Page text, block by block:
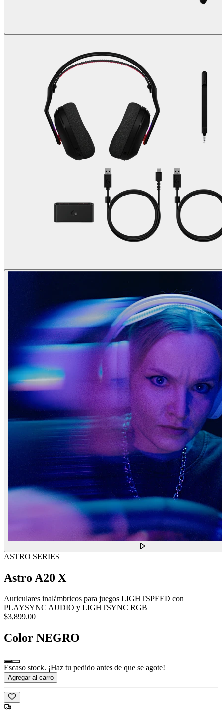
ASTRO SERIES
Astro A20 X
Auriculares inalámbricos para juegos LIGHTSPEED con
PLAYSYNC AUDIO y LIGHTSYNC RGB
$3,899.00
Color NEGRO
Escaso stock. ¡Haz tu pedido antes de que se agote!
Agregar al carro